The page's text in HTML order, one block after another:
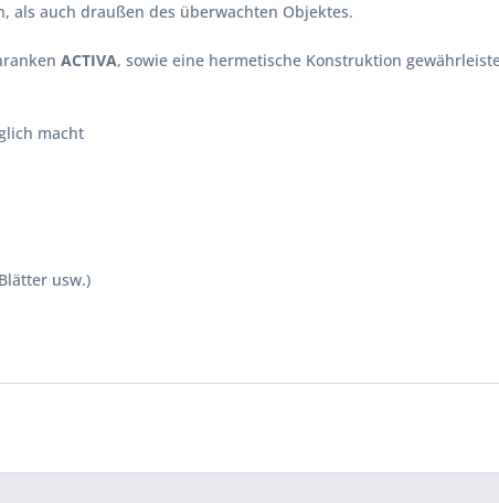
als auch draußen des überwachten Objektes.
ACTIVA, sowie eine hermetische Konstruktion
macht
usw.)